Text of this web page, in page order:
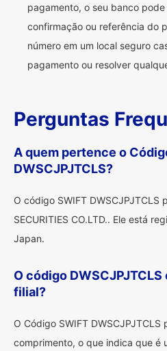
pagamento, o seu banco
confirmação ou referência do
número em um local seguro
pagamento ou resolver
Perguntas
A quem pertence o
DWSCJPJTCLS?
O código SWIFT DWSCJPJTCLS
SECURITIES CO.LTD.. Ele está
Japan.
O código
filial?
O Código SWIFT
comprimento, o que indica que é